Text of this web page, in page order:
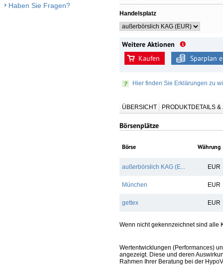
Haben Sie Fragen?
Handelsplatz
Weitere Aktionen
Kaufen
Sparplan
Hier finden Sie Erklärungen zu
ÜBERSICHT PRODUKTDETAILS
Börsenplätze
Börse Währung
außerbörslich KAG (E... EUR
München EUR
gettex EUR
Wenn nicht gekennzeichnet sind alle
Wertentwicklungen (Performances)
angezeigt. Diese und deren
Rahmen Ihrer Beratung bei der